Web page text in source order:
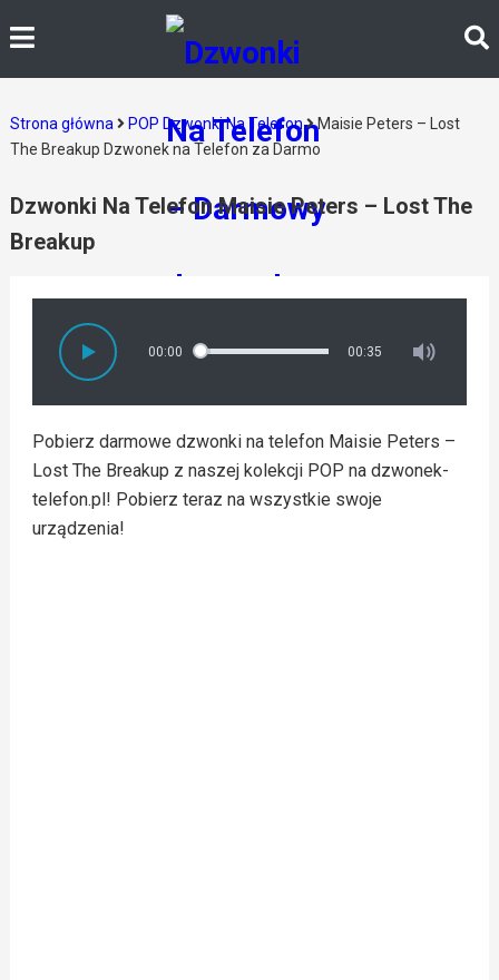
Strona główna POP Dzwonki Na Telefon
Maisie Peters – Lost
The Breakup Dzwonek na Telefon za Darmo
Dzwonki Na Telefon Maisie Peters – Lost The
Breakup
00:00 00:35
Pobierz darmowe dzwonki na telefon Maisie Peters –
Lost The Breakup z naszej kolekcji POP na dzwonek-
telefon.pl! Pobierz teraz na wszystkie swoje
urządzenia!